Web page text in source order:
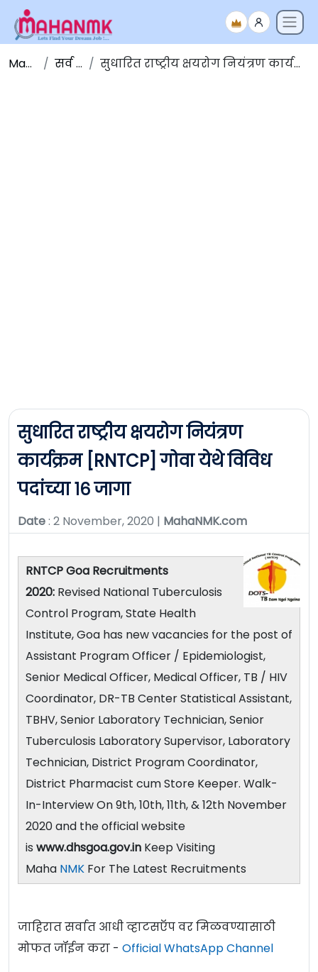
Maha NMK सर्व जाहिराती सुधारित राष्ट्रीय क्षयरोग नियंत्रण कार्यक्रम [RNTCP] गोवा येथे विविध पदांच्या १६ जागा
सुधारित राष्ट्रीय क्षयरोग नियंत्रण
कार्यक्रम [RNTCP] गोवा येथे विविध
पदांच्या १६ जागा
Date: 2 November, 2020 | MahaNMK.com
RNTCP Goa Recruitments
2020: Revised National Tuberculosis
Control Program, State Health
Institute, Goa has new vacancies for the post of
Assistant Program Officer / Epidemiologist,
Senior Medical Officer, Medical Officer, TB / HIV
Coordinator, DR-TB Center Statistical Assistant,
TBHV, Senior Laboratory Technician, Senior
Tuberculosis Laboratory Supervisor, Laboratory
Technician, District Program Coordinator,
District Pharmacist cum Store Keeper. Walk-
In-Interview On 9th, 10th, 11th, & 12th November
2020 and the official website
is www.dhsgoa.gov.in Keep Visiting
Maha NMK For The Latest Recruitments
जाहिरात सर्वात आधी व्हाटसऍप वर मिळवण्यासाठी
मोफत जॉईन करा - Official WhatsApp Channel